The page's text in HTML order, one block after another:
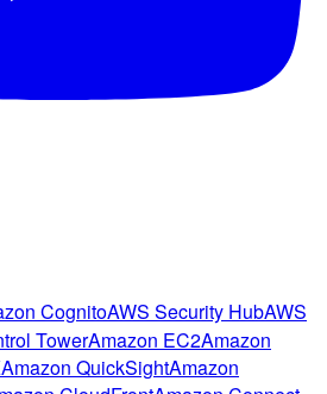
CognitoAWS Security HubAWS
TowerAmazon EC2Amazon
Amazon QuickSightAmazon